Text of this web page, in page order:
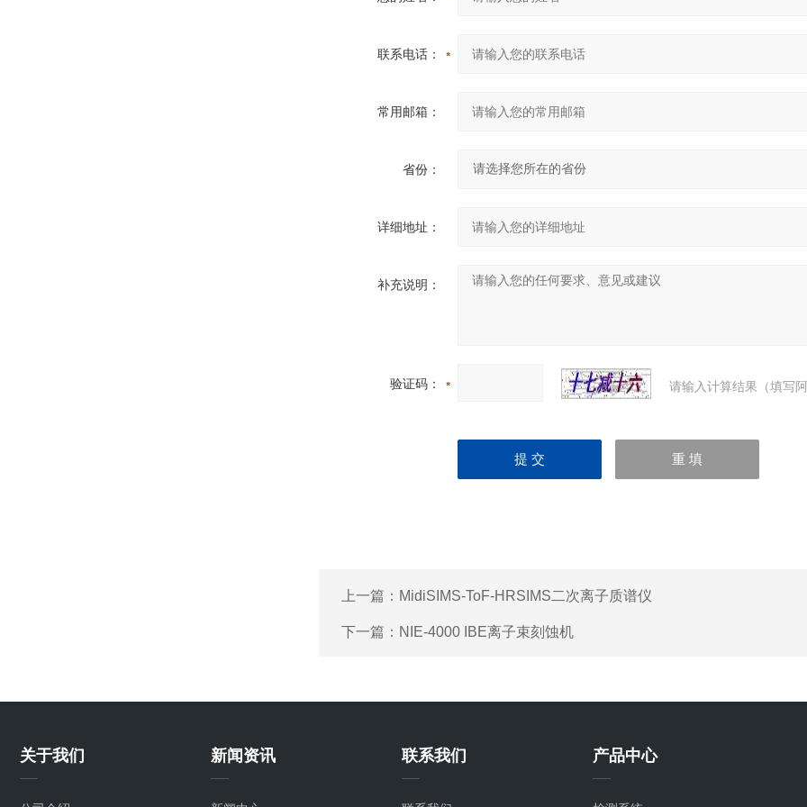
联系电话：
常用邮箱：
省份：
详细地址：
补充说明：
验证码： 请输入计算结果（填写
上一篇： MidiSIMS-ToF-HRSIMS二次离子质谱仪
下一篇： NIE-4000 IBE离子束刻蚀机
关于我们 新闻资讯 联系我们 产品中心